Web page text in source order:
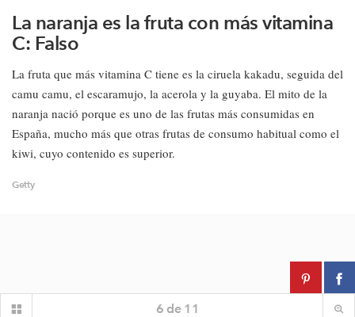
La naranja es la fruta con más vitamina
C: Falso
La fruta que más vitamina C tiene es la ciruela kakadu, seguida del
camu camu, el escaramujo, la acerola y la guyaba. El mito de la
naranja nació porque es uno de las frutas más consumidas en
España, mucho más que otras frutas de consumo habitual como el
kiwi, cuyo contenido es superior.
Getty
6 de 11